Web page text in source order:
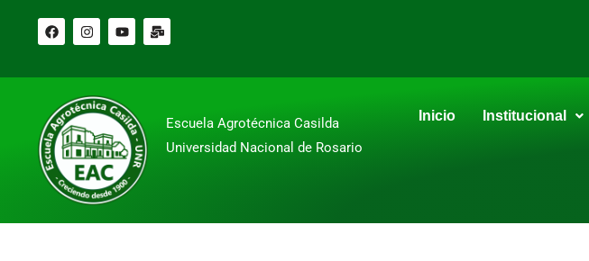
Escuela Agrotécnica Casilda
Universidad Nacional de Rosario
Inicio Institucional